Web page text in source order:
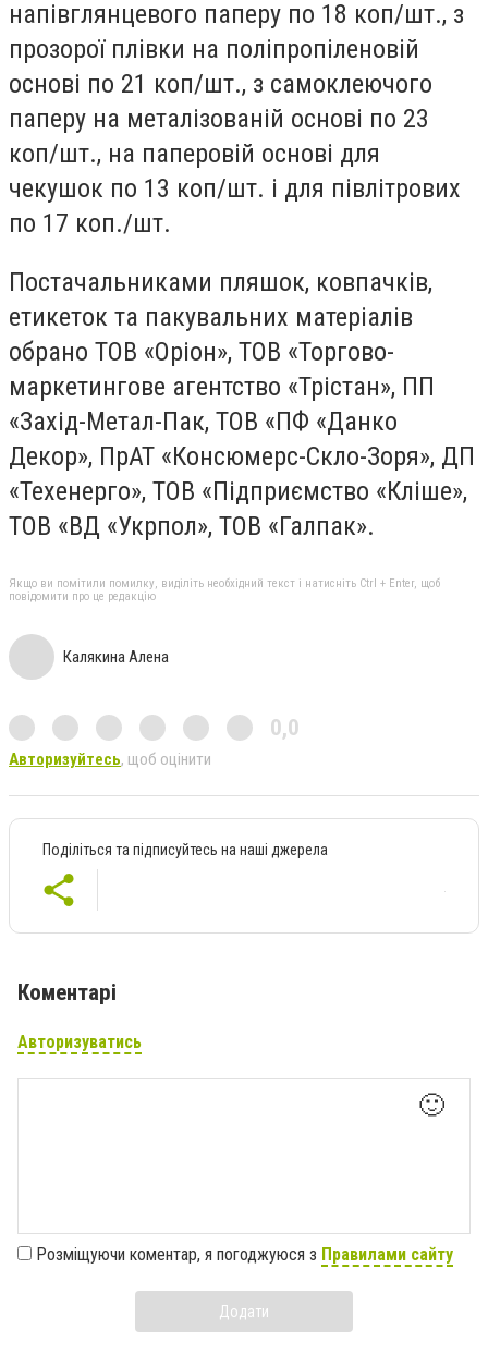
напівглянцевого паперу по 18 коп/шт., з
прозорої плівки на поліпропіленовій
основі по 21 коп/шт., з самоклеючого
паперу на металізованій основі по 23
коп/шт., на паперовій основі для
чекушок по 13 коп/шт. і для півлітрових
по 17 коп./шт.
Постачальниками пляшок, ковпачків,
етикеток та пакувальних матеріалів
обрано ТОВ «Оріон», ТОВ «Торгово-
маркетингове агентство «Трістан», ПП
«Захід-Метал-Пак, ТОВ «ПФ «Данко
Декор», ПрАТ «Консюмерс-Скло-Зоря», ДП
«Техенерго», ТОВ «Підприємство «Кліше»,
ТОВ «ВД «Укрпол», ТОВ «Галпак».
Якщо ви помітили помилку, виділіть необхідний текст і натисніть Ctrl + Enter, щоб
повідомити про це редакцію
Калякина Алена
0,0
Авторизуйтесь, щоб оцінити
Поділіться та підписуйтесь на наші джерела
Коментарі
Авторизуватись
🙂
Розміщуючи коментар, я погоджуюся з Правилами сайту
Додати